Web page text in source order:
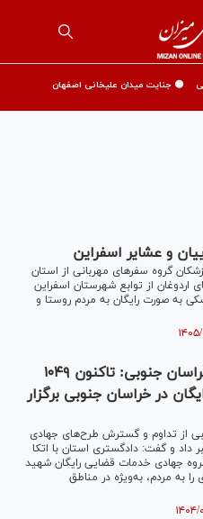
🟡 جنایت میدان علیخانی اصفهان
و عشایر اسفراین
گروه سفرهای مهربانی از استان
اردوغان از توابع شهرستان اسفراین
به صورت رایگان به مردم روستا و
رئیس کل دادگستری استان خراسان جنوبی: تاکنون ۱۰۴۹
در خراسان جنوبی برگزار
از تداوم و گسترش طرح‌های جهادی
و گفت: دادگستری استان با اتکا
جهادی خدمات قضایی رایگان شهید
به مردم، به‌ویژه در مناطق